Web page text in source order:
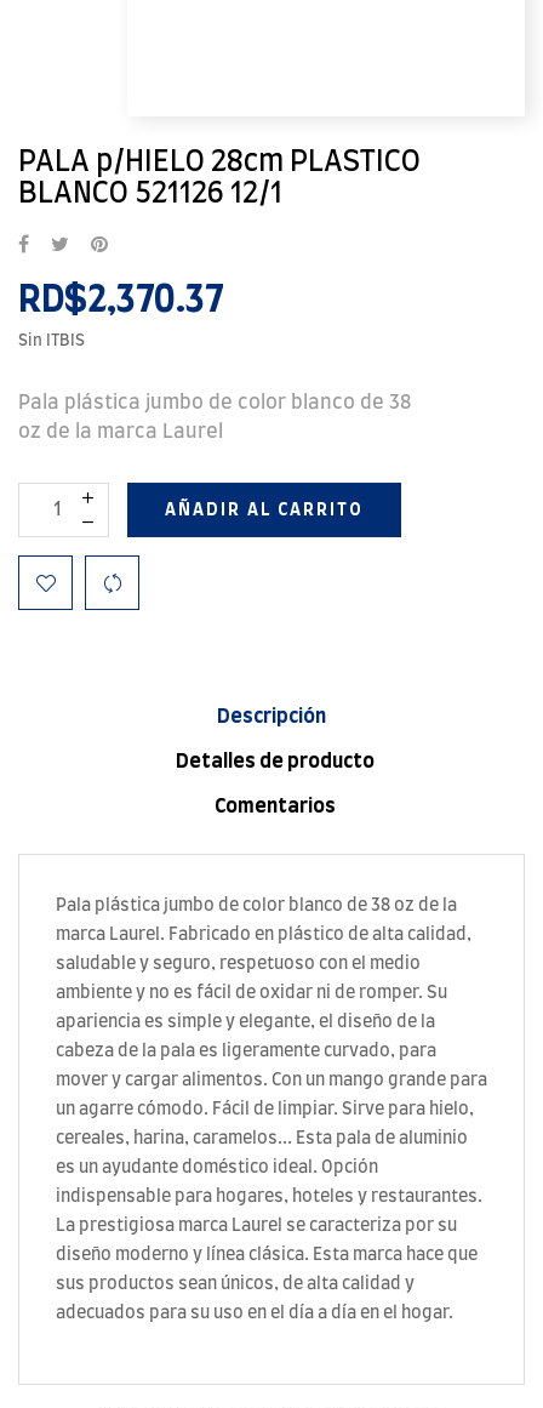
PALA p/HIELO 28cm PLASTICO
BLANCO 521126 12/1
RD$2,370.37
Sin ITBIS
Pala plástica jumbo de color blanco de 38
oz de la marca Laurel
AÑADIR AL CARRITO
Descripción
Detalles de producto
Comentarios
Pala plástica jumbo de color blanco de 38 oz de la
marca Laurel. Fabricado en plástico de alta calidad,
saludable y seguro, respetuoso con el medio
ambiente y no es fácil de oxidar ni de romper. Su
apariencia es simple y elegante, el diseño de la
cabeza de la pala es ligeramente curvado, para
mover y cargar alimentos. Con un mango grande para
un agarre cómodo. Fácil de limpiar. Sirve para hielo,
cereales, harina, caramelos... Esta pala de aluminio
es un ayudante doméstico ideal. Opción
indispensable para hogares, hoteles y restaurantes.
La prestigiosa marca Laurel se caracteriza por su
diseño moderno y línea clásica. Esta marca hace que
sus productos sean únicos, de alta calidad y
adecuados para su uso en el día a día en el hogar.